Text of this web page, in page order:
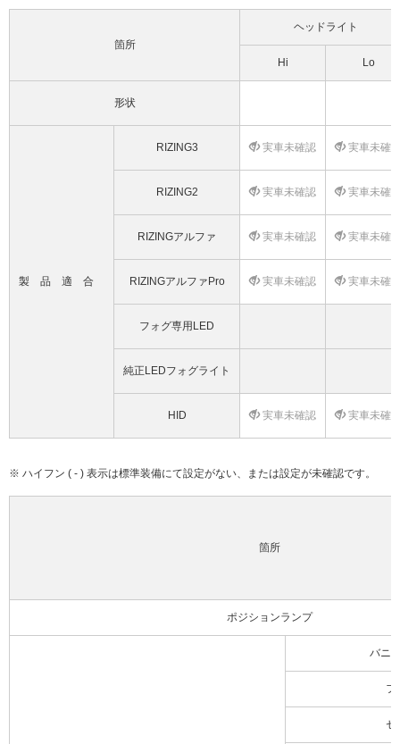
箇所
ヘッドライト
Hi Lo
形状
製品適合
RIZING3 実車未確認 実車未確
RIZING2 実車未確認 実車未確
RIZINGアルファ 実車未確認 実車未確
RIZINGアルファPro 実車未確認 実車未確
フォグ専用LED
純正LEDフォグライト
HID 実車未確認 実車未確
※ ハイフン ( - ) 表示は標準装備にて設定がない、または設定が未確認です。
箇所
ポジションランプ
バニ
フ
セ